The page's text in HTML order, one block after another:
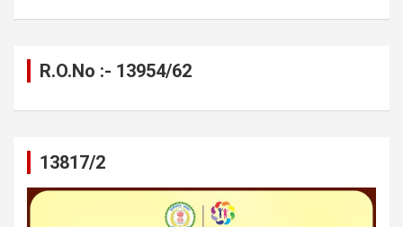
R.O.No :- 13954/62
13817/2